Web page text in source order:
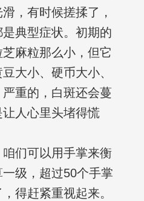
，有时候搓揉了，
典型症状。初期的
麻粒那么小，但它
大小、硬币大小、
重的，白斑还会蔓
人心里头堵得慌
们可以用手掌来衡
级，超过50个手掌
得赶紧重视起来。